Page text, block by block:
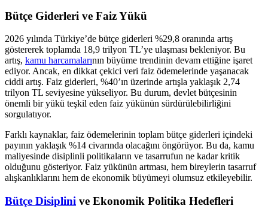
Bütçe Giderleri ve Faiz Yükü
2026 yılında Türkiye’de bütçe giderleri %29,8 oranında artış
göstererek toplamda 18,9 trilyon TL’ye ulaşması bekleniyor. Bu
artış, kamu harcamalarının büyüme trendinin devam ettiğine işaret
ediyor. Ancak, en dikkat çekici veri faiz ödemelerinde yaşanacak
ciddi artış. Faiz giderleri, %40’ın üzerinde artışla yaklaşık 2,74
trilyon TL seviyesine yükseliyor. Bu durum, devlet bütçesinin
önemli bir yükü teşkil eden faiz yükünün sürdürülebilirliğini
sorgulatıyor.
Farklı kaynaklar, faiz ödemelerinin toplam bütçe giderleri içindeki
payının yaklaşık %14 civarında olacağını öngörüyor. Bu da, kamu
maliyesinde disiplinli politikaların ve tasarrufun ne kadar kritik
olduğunu gösteriyor. Faiz yükünün artması, hem bireylerin tasarruf
alışkanlıklarını hem de ekonomik büyümeyi olumsuz etkileyebilir.
Bütçe Disiplini ve Ekonomik Politika Hedefleri